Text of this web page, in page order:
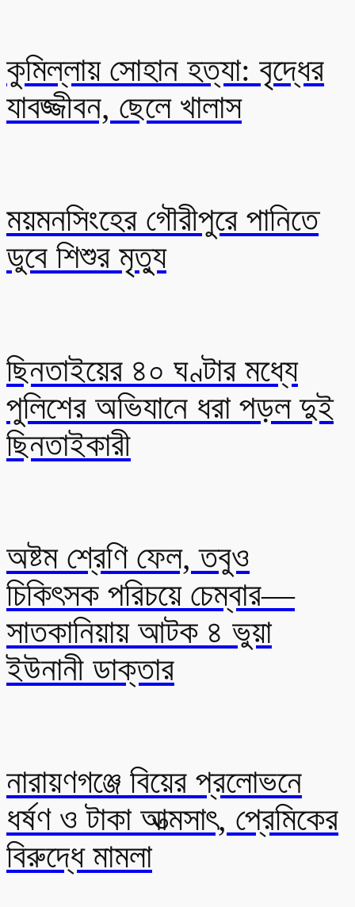
কুমিল্লায় সোহান হত্যা: বৃদ্ধের
যাবজ্জীবন, ছেলে খালাস
ময়মনসিংহের গৌরীপুরে পানিতে
ডুবে শিশুর মৃত্যু
ছিনতাইয়ের ৪০ ঘণ্টার মধ্যে
পুলিশের অভিযানে ধরা পড়ল দুই
ছিনতাইকারী
অষ্টম শ্রেণি ফেল, তবুও
চিকিৎসক পরিচয়ে চেম্বার—
সাতকানিয়ায় আটক ৪ ভুয়া
ইউনানী ডাক্তার
নারায়ণগঞ্জে বিয়ের প্রলোভনে
ধর্ষণ ও টাকা আত্মসাৎ, প্রেমিকের
বিরুদ্ধে মামলা